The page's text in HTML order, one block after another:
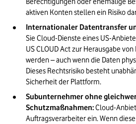
aktiven Konten stellen ein Risiko
Internationaler Datentransfer
Sie Cloud-Dienste eines US-
US CLOUD Act zur Herausgabe
werden – auch wenn die Daten
Dieses Rechtsrisiko besteht
Sicherheit der Plattform.
Subunternehmer ohne
Schutzmaßnahmen: Cloud-
Auftragsverarbeiter ein. Wenn